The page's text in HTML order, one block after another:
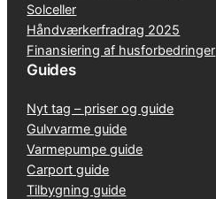
Solceller
Håndværkerfradrag 2025
Finansiering af husforbedringer
Guides
Nyt tag – priser og guide
Gulvvarme guide
Varmepumpe guide
Carport guide
Tilbygning guide